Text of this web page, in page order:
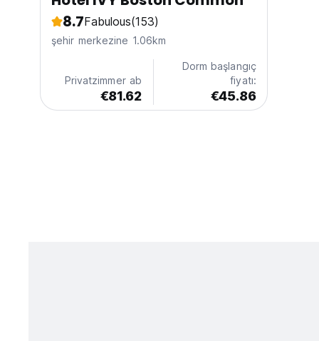
8.7Fabulous(153)
şehir merkezine 1.06km
Privatzimmer ab
€81.62
Dorm başlangıç
fiyatı:
€45.86